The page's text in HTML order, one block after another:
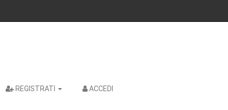
REGISTRATI ACCEDI